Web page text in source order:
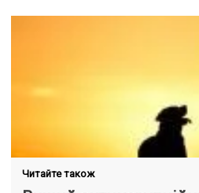
Читайте також